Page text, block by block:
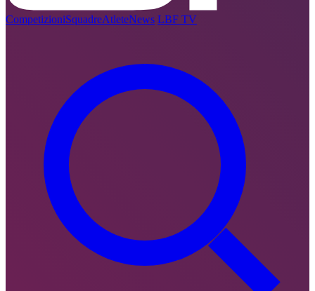
CompetizioniSquadreAtleteNews LBF TV